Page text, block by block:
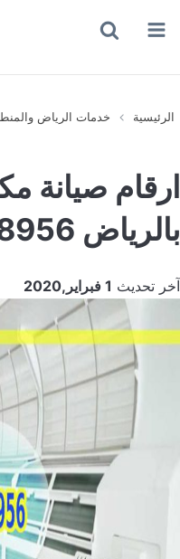
القائمة
عن الرئيسية خدمات الرياض
ارقام صيانة
بالرياض 920008956
آخر تحديث 1 فبراير,2020